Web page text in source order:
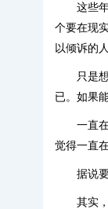
这些
个要在现
以倾诉的人
只是
已。如果
一直
觉得一直
据说
其实